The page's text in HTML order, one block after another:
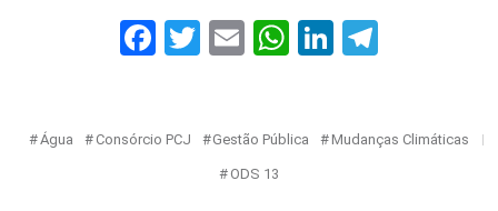
Facebook
Twitter
EmailWhatsApp
LinkedIn
Água Consórcio PCJ Gestão Pública Mudanças Climáticas
ODS 13